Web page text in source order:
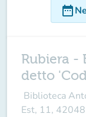
date_range
Rubiera -
detto
Biblioteca
Est, 11,